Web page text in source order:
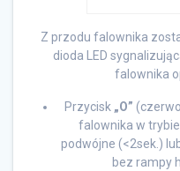
Z przodu falownika
dioda LED
falownika
Przycisk „O”
falownika w
podwójne (<2sek.)
bez rampy